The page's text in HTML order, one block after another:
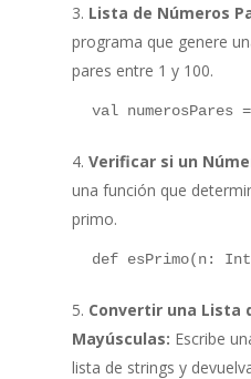
Lista de Números
programa que genere
pares entre 1 y 100.
val
Verificar si un
una función que
primo.
def esPrimo(n:
Convertir una Lista
Mayúsculas: Escribe
lista de strings y